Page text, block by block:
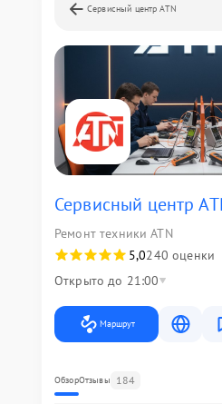
Сервисный центр ATN
Сервисный центр
Ремонт техники ATN
5,0240 оценки
Открыто до 21:00
Маршрут
ОбзорОтзывы 184